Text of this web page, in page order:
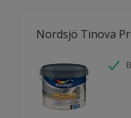
Nordsjö Tinova